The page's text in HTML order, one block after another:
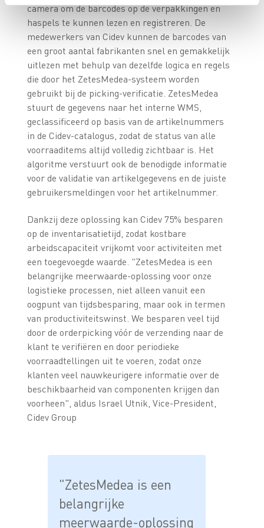
camera om de barcodes op de verpakkingen en
haspels te kunnen lezen en registreren. De
medewerkers van Cidev kunnen de barcodes van
een groot aantal fabrikanten snel en gemakkelijk
uitlezen met behulp van dezelfde logica en regels
die door het ZetesMedea-systeem worden
gebruikt bij de picking-verificatie. ZetesMedea
stuurt de gegevens naar het interne WMS,
geclassificeerd op basis van de artikelnummers
in de Cidev-catalogus, zodat de status van alle
voorraaditems altijd volledig zichtbaar is. Het
algoritme verstuurt ook de benodigde informatie
voor de validatie van artikelgegevens en de juiste
gebruikersmeldingen voor het artikelnummer.
Dankzij deze oplossing kan Cidev 75% besparen
op de inventarisatietijd, zodat kostbare
arbeidscapaciteit vrijkomt voor activiteiten met
een toegevoegde waarde. "ZetesMedea is een
belangrijke meerwaarde-oplossing voor onze
logistieke processen, niet alleen vanuit een
oogpunt van tijdsbesparing, maar ook in termen
van productiviteitswinst. We besparen veel tijd
door de orderpicking vóór de verzending naar de
klant te verifiëren en door periodieke
voorraadtellingen uit te voeren, zodat onze
klanten veel nauwkeurigere informatie over de
beschikbaarheid van componenten krijgen dan
voorheen", aldus Israel Utnik, Vice-President,
Cidev Group
"ZetesMedea is een
belangrijke
meerwaarde-oplossing